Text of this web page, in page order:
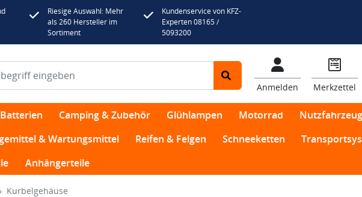
Riesige Auswahl: Mehr
als 260 Hersteller im
Sortiment
Kundenservice von KFZ-
Experten 08165 /
5093200
Anmelden Merkzettel
Batterien Camping & Zubehör Glühlampen Motorrad
& Wartungsmittel
Reifen & Felgen Schneeketten
Anhängerteile
Kurbelgehäuse